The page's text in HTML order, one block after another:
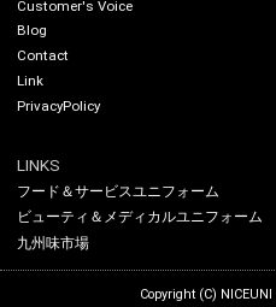
Customer's Voice
Blog
Contact
Link
PrivacyPolicy
LINKS
フード＆サービスユニフォーム
ビューティ＆メディカルユニフォーム
九州味市場
Copyright (C) NICEUNI